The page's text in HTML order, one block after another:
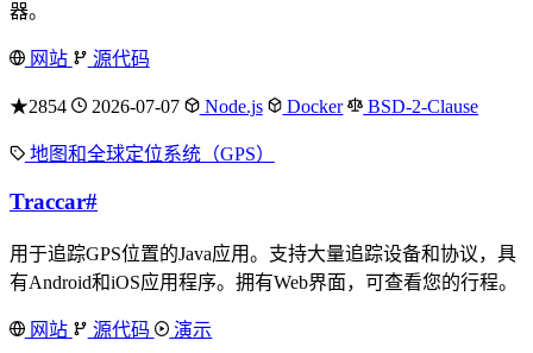
器。
网站 源代码
★2854 2026-07-07 Node.js Docker BSD-2-Clause
地图和全球定位系统（GPS）
Traccar#
用于追踪GPS位置的Java应用。支持大量追踪设备和协议，具
有Android和iOS应用程序。拥有Web界面，可查看您的行程。
网站 源代码 演示